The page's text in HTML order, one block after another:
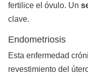
fertilice el óvulo. Un
clave.
Endometriosis
Esta enfermedad
revestimiento del